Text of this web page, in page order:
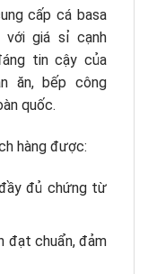
cấp cá basa
với giá sỉ cạnh
tin cậy của
ăn, bếp công
quốc.
hàng được:
đủ chứng từ
đạt chuẩn, đảm